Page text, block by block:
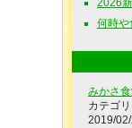
2026
何時や
みかさ
カテゴ
2019/